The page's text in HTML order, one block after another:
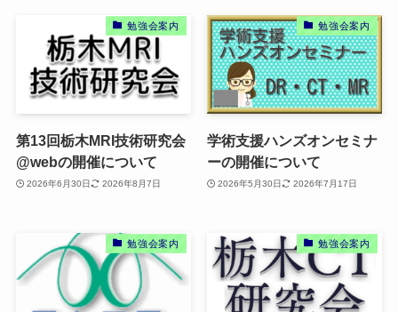
勉強会案内
第13回栃木MRI技術研究会
@webの開催について
2026年6月30日 2026年8月7日
勉強会案内
学術支援ハンズオンセミナ
ーの開催について
2026年5月30日 2026年7月17日
勉強会案内 勉強会案内